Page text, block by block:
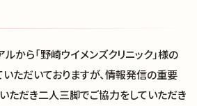
から「野崎ウイメンズクリニック」様の
ただいておりますが、情報発信の重要
ただき二人三脚でご協力をしていただき